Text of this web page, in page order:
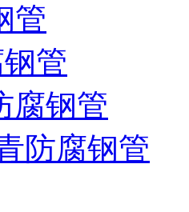
管
管
腐钢管
防腐钢管